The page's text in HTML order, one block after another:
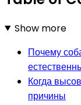
Show more
Почему
Когда
причины